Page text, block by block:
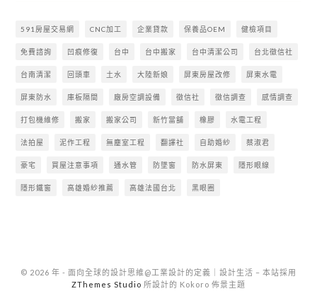
591房屋交易網 CNC加工 企業貸款 保養品OEM 健檢項目
免費諮詢 凹痕修復 台中 台中搬家 台中清潔公司 台北徵信社
台南清潔 回頭車 土水 大陸新娘 屏東房屋改修 屏東水電
屏東防水 庫板隔間 廠房空調設備 徵信社 徵信調查 感情調查
打包機維修 搬家 搬家公司 新竹當舖 橡膠 水電工程
法拍屋 泥作工程 無塵室工程 翻譯社 自助婚紗 蔡淑君
豪宅 買屋注意事項 通水管 防墜窗 防水屏東 隱形眼線
隱形鐵窗 高雄婚紗推薦 高雄法國台北 黑眼圈
© 2026 年 - 面向全球的設計思維@工業設計的定義｜設計生活 – 本站採用
ZThemes Studio 所設計的 Kokoro 佈景主題